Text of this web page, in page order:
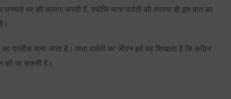
वर की कामना करती हैं, क्योंकि माता पार्वती की तपस्या ही इस बात का
माना जाता है। माता पार्वती का जीवन हमें यह सिखाता है कि कठिन
की जा सकती है।